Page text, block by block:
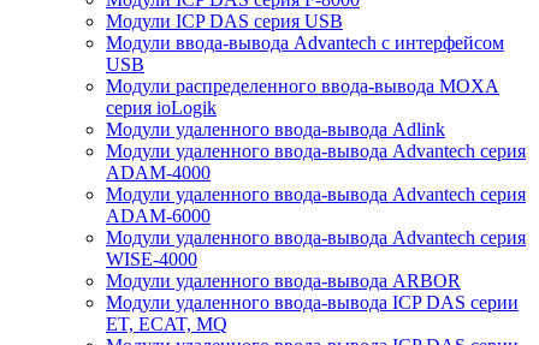
Модули ICP DAS серия USB
Модули ввода-вывода Advantech с интерфейсом
USB
Модули распределенного ввода-вывода MOXA
серия ioLogik
Модули удаленного ввода-вывода Adlink
Модули удаленного ввода-вывода Advantech серия
ADAM-4000
Модули удаленного ввода-вывода Advantech серия
ADAM-6000
Модули удаленного ввода-вывода Advantech серия
WISE-4000
Модули удаленного ввода-вывода ARBOR
Модули удаленного ввода-вывода ICP DAS серии
ET, ECAT, MQ